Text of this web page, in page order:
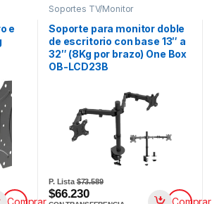
e
Soportes TV/Monitor
Soporte para monitor doble
de escritorio con base 13″ a
32″ (8Kg por brazo) One Box
OB-LCD23B
P. Lista$73.589
$66.230